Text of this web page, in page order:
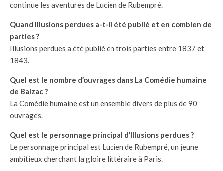
continue les aventures de Lucien de Rubempré.
Quand Illusions perdues a-t-il été publié et en combien de
parties ?
Illusions perdues a été publié en trois parties entre 1837 et
1843.
Quel est le nombre d’ouvrages dans La Comédie humaine
de Balzac ?
La Comédie humaine est un ensemble divers de plus de 90
ouvrages.
Quel est le personnage principal d’Illusions perdues ?
Le personnage principal est Lucien de Rubempré, un jeune
ambitieux cherchant la gloire littéraire à Paris.